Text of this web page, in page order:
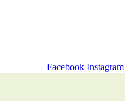
Facebook Instagram